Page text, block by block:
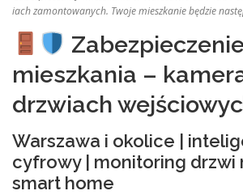
iach zamontowanych. Twoje mieszkanie będzie
mieszkania –
drzwiach
Warszawa i okolice |
cyfrowy | monitoring drzwi
smart home